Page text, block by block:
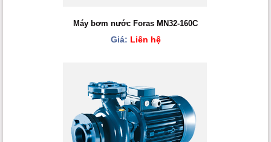
Máy bơm nước Foras MN32-160C
Giá: Liên hệ